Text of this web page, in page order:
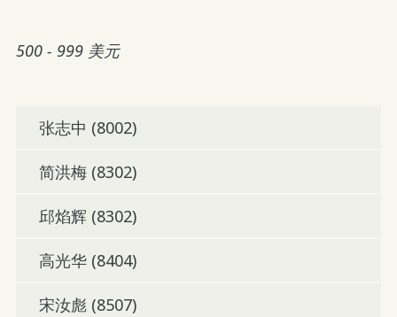
500 - 999 美元
张志中 (8002)
简洪梅 (8302)
邱焰辉 (8302)
高光华 (8404)
宋汝彪 (8507)